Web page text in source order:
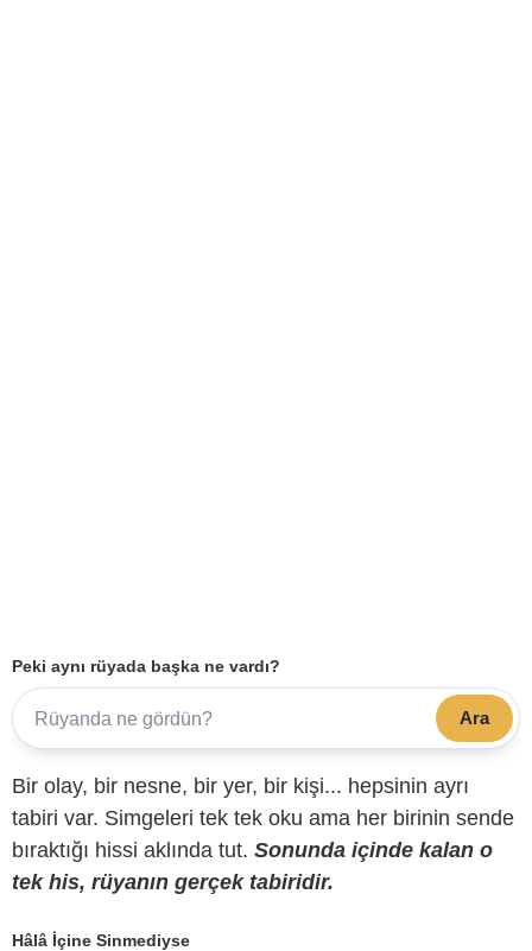
Peki aynı rüyada başka ne vardı?
Ara
Bir olay, bir nesne, bir yer, bir kişi... hepsinin ayrı
tabiri var. Simgeleri tek tek oku ama her birinin sende
bıraktığı hissi aklında tut. Sonunda içinde kalan o
tek his, rüyanın gerçek tabiridir.
Hâlâ İçine Sinmediyse